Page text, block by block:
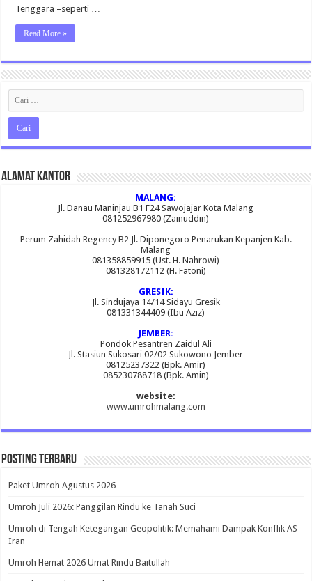
Tenggara –seperti …
Read More »
Alamat Kantor
MALANG:
Jl. Danau Maninjau B1 F24 Sawojajar Kota Malang
081252967980 (Zainuddin)
Perum Zahidah Regency B2 Jl. Diponegoro Penarukan Kepanjen Kab.
Malang
081358859915 (Ust. H. Nahrowi)
081328172112 (H. Fatoni)
GRESIK:
Jl. Sindujaya 14/14 Sidayu Gresik
081331344409 (Ibu Aziz)
JEMBER:
Pondok Pesantren Zaidul Ali
Jl. Stasiun Sukosari 02/02 Sukowono Jember
08125237322 (Bpk. Amir)
085230788718 (Bpk. Amin)
website:
www.umrohmalang.com
Posting Terbaru
Paket Umroh Agustus 2026
Umroh Juli 2026: Panggilan Rindu ke Tanah Suci
Umroh di Tengah Ketegangan Geopolitik: Memahami Dampak Konflik AS-
Iran
Umroh Hemat 2026 Umat Rindu Baitullah